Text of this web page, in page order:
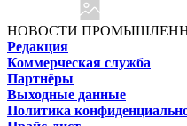
НОВОСТИ
Редакция
Коммерческая служба
Партнёры
Выходные данные
Политика